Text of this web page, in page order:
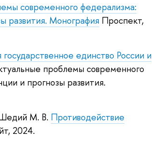
современного федерализма:
развития. Монография Проспект,
единство России и
проблемы современного
и прогнозы развития.
М. В. Противодействие
2024.